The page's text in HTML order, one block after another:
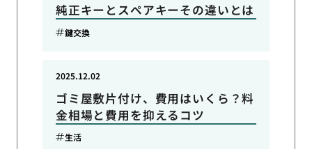
純正キーとスペアキーその違いとは
鍵交換
ゴミ屋敷片付け、費用はいくら？料
金相場と費用を抑えるコツ
2025.12.02
生活